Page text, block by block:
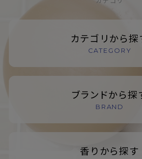
カテゴリから探
CATEGORY
ブランドから探
BRAND
香りから探す